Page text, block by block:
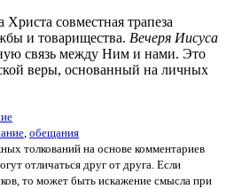
совместная трапеза
и товарищества. Вечеря Иисуса
связь между Ним и нами. Это
веры, основанный на личных
обещания
толкований на основе комментариев
отличаться друг от друга. Если
то может быть искажение смысла при